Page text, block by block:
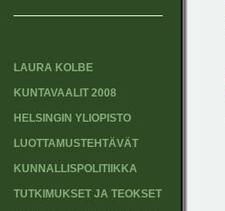
LAURA KOLBE
KUNTAVAALIT 2008
HELSINGIN YLIOPISTO
LUOTTAMUSTEHTÄVÄT
KUNNALLISPOLITIIKKA
TUTKIMUKSET JA TEOKSET